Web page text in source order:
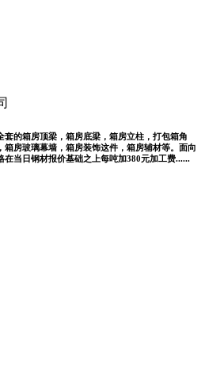
的箱房顶梁，箱房底梁，箱房立柱，打包箱角
房玻璃幕墙，箱房装饰这件，箱房辅材等。面向
当日钢材报价基础之上每吨加380元加工费......